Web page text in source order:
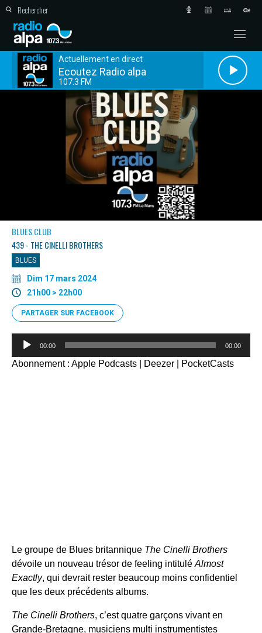
Actuellement en direct
Ecoutez Radio alpa
107.3 FM
BLUES CLUB
439 - THE CINELLI BROTHERS
BLUES
Dim 17 mars 2024
21h00 > 22h00
PARTAGER SUR FACEBOOK
Lecteur
00:00 00:00
Abonnement : Apple Podcasts Deezer PocketCasts
Le groupe de Blues britannique The Cinelli Brothers
dévoile un nouveau trésor de feeling intitulé Almost
Exactly, qui devrait rester beaucoup moins confidentiel
que les deux précédents albums.
The Cinelli Brothers, c’est quatre garçons vivant en
Grande-Bretagne, musiciens multi instrumentistes